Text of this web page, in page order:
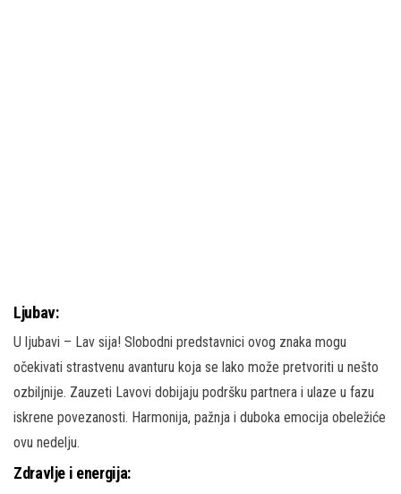
Ljubav:
U ljubavi – Lav sija! Slobodni predstavnici ovog znaka mogu
očekivati strastvenu avanturu koja se lako može pretvoriti u nešto
ozbiljnije. Zauzeti Lavovi dobijaju podršku partnera i ulaze u fazu
iskrene povezanosti. Harmonija, pažnja i duboka emocija obeležiće
ovu nedelju.
Zdravlje i energija: